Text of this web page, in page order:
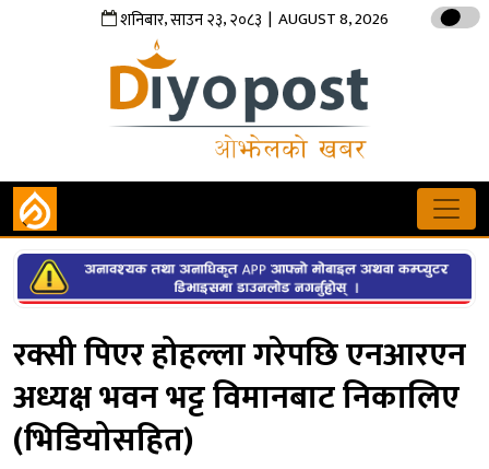
शनिबार,साउन२३,२०८३ | AUGUST 8, 2026
रक्सी पिएर होहल्ला गरेपछि एनआरएन
अध्यक्ष भवन भट्ट विमानबाट निकालिए
(भिडियोसहित)